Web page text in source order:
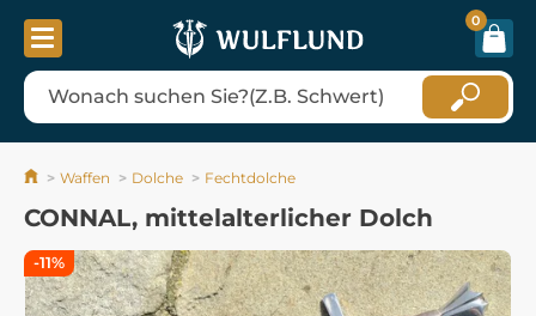
0
Waffen Dolche Fechtdolche
CONNAL, mittelalterlicher Dolch
-11%